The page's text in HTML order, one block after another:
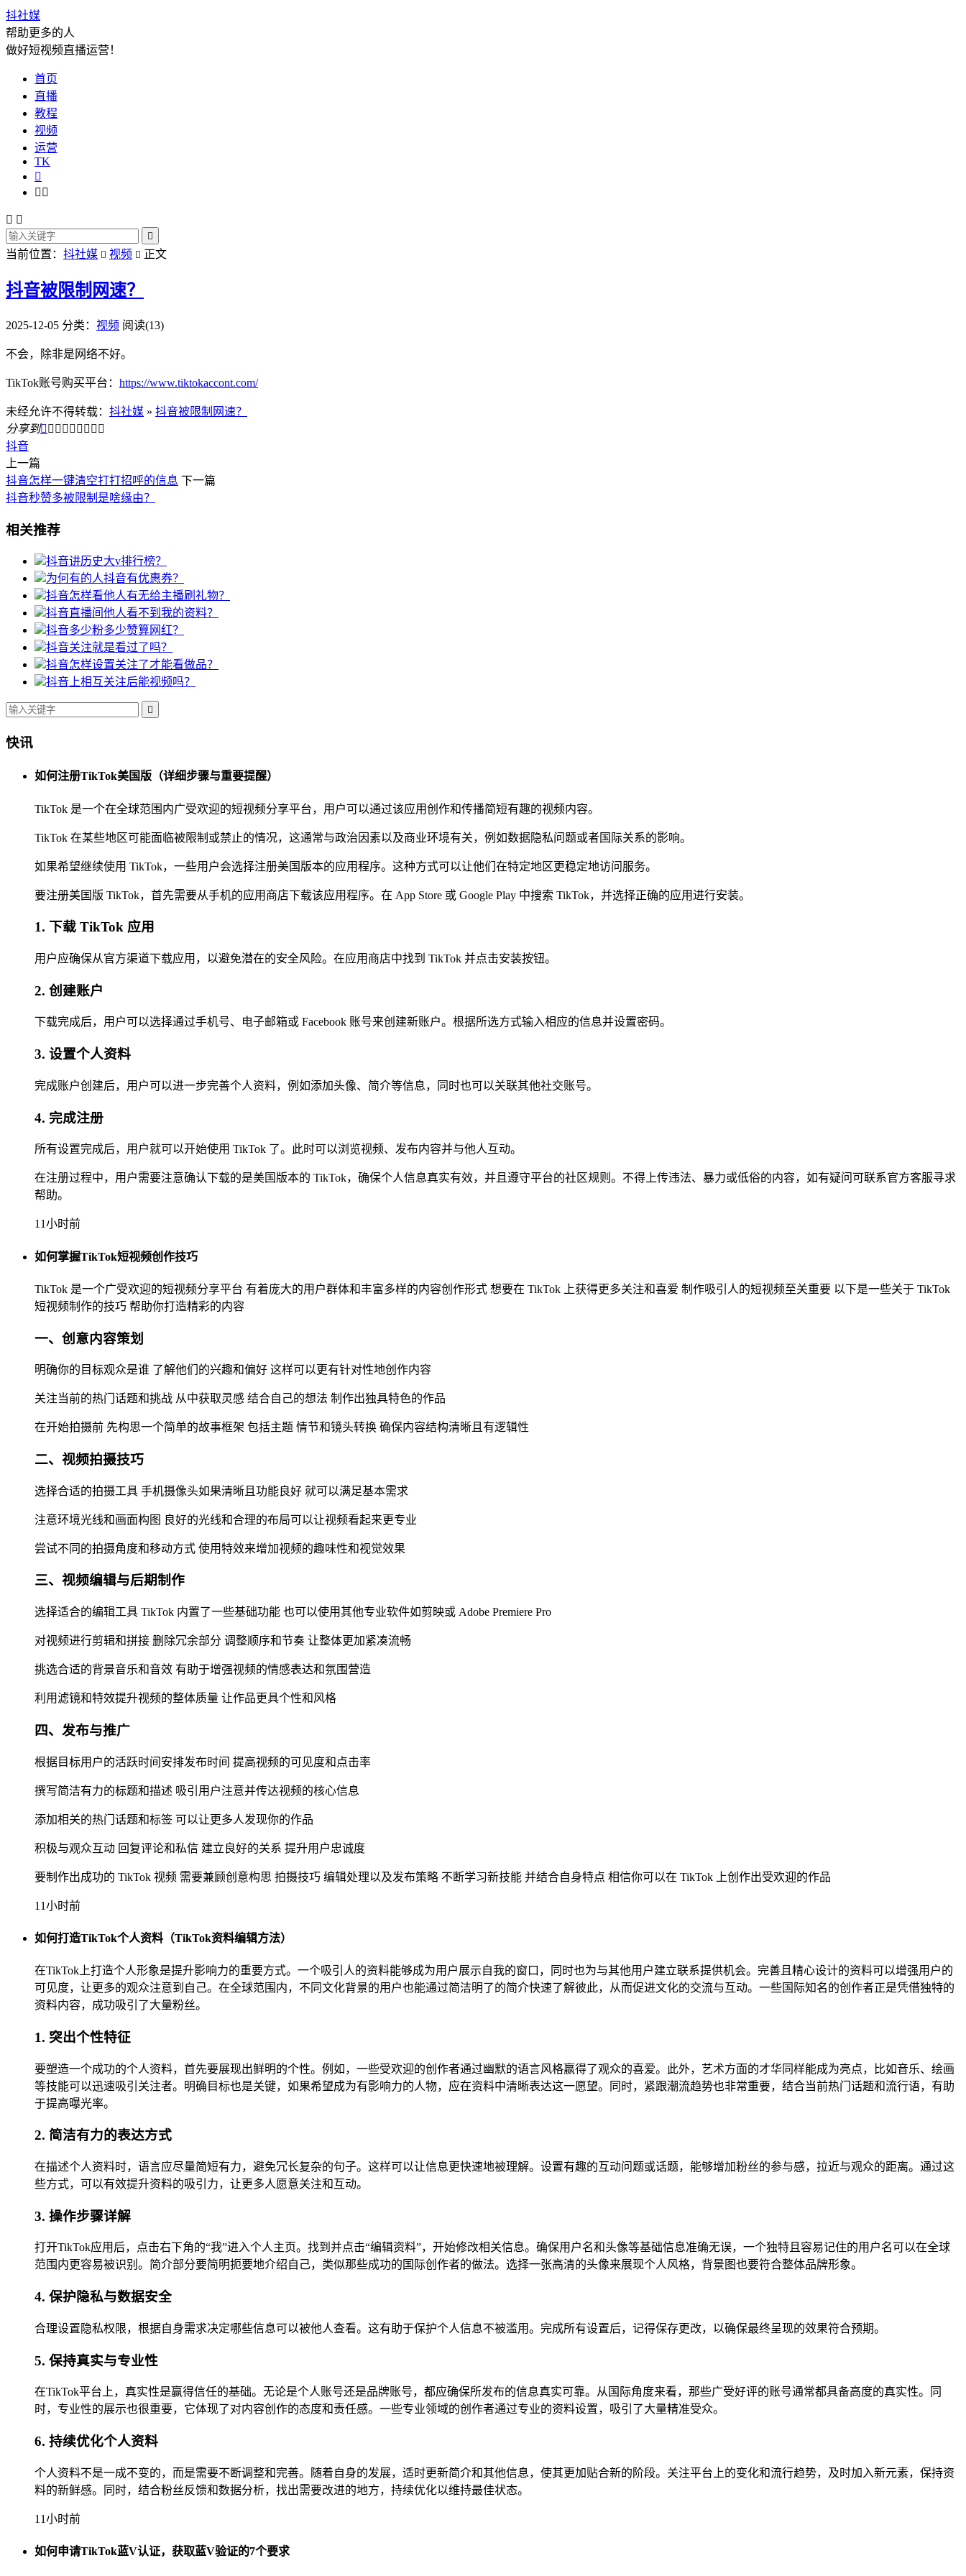
抖社媒
帮助更多的人
做好短视频直播运营！
首页
直播
教程
视频
运营
TK

 
 

当前位置： 抖社媒  视频  正文
抖音被限制网速？
2025-12-05 分类： 视频 阅读(13)
不会，除非是网络不好。
TikTok账号购买平台： https://www.tiktokaccont.com/
未经允许不得转载： 抖社媒 » 抖音被限制网速？
分享到        
抖音
上一篇
抖音怎样一键清空打打招呼的信息 下一篇
抖音秒赞多被限制是啥缘由？
相关推荐
抖音讲历史大v排行榜？
为何有的人抖音有优惠券？
抖音怎样看他人有无给主播刷礼物？
抖音直播间他人看不到我的资料？
抖音多少粉多少赞算网红？
抖音关注就是看过了吗？
抖音怎样设置关注了才能看做品？
抖音上相互关注后能视频吗？

快讯
如何注册TikTok美国版（详细步骤与重要提醒）
TikTok 是一个在全球范围内广受欢迎的短视频分享平台，用户可以通过该应用创作和传播简短有趣的视频内容。
TikTok 在某些地区可能面临被限制或禁止的情况，这通常与政治因素以及商业环境有关，例如数据隐私问题或者国际关系的影响。
如果希望继续使用 TikTok，一些用户会选择注册美国版本的应用程序。这种方式可以让他们在特定地区更稳定地访问服务。
要注册美国版 TikTok，首先需要从手机的应用商店下载该应用程序。在 App Store 或 Google Play 中搜索 TikTok，并选择正确的应用进行安装。
1. 下载 TikTok 应用
用户应确保从官方渠道下载应用，以避免潜在的安全风险。在应用商店中找到 TikTok 并点击安装按钮。
2. 创建账户
下载完成后，用户可以选择通过手机号、电子邮箱或 Facebook 账号来创建新账户。根据所选方式输入相应的信息并设置密码。
3. 设置个人资料
完成账户创建后，用户可以进一步完善个人资料，例如添加头像、简介等信息，同时也可以关联其他社交账号。
4. 完成注册
所有设置完成后，用户就可以开始使用 TikTok 了。此时可以浏览视频、发布内容并与他人互动。
在注册过程中，用户需要注意确认下载的是美国版本的 TikTok，确保个人信息真实有效，并且遵守平台的社区规则。不得上传违法、暴力或低俗的内容，如有疑问可联系官方客服寻求
帮助。
11小时前
如何掌握TikTok短视频创作技巧
TikTok 是一个广受欢迎的短视频分享平台 有着庞大的用户群体和丰富多样的内容创作形式 想要在 TikTok 上获得更多关注和喜爱 制作吸引人的短视频至关重要 以下是一些关于 TikTok
短视频制作的技巧 帮助你打造精彩的内容
一、创意内容策划
明确你的目标观众是谁 了解他们的兴趣和偏好 这样可以更有针对性地创作内容
关注当前的热门话题和挑战 从中获取灵感 结合自己的想法 制作出独具特色的作品
在开始拍摄前 先构思一个简单的故事框架 包括主题 情节和镜头转换 确保内容结构清晰且有逻辑性
二、视频拍摄技巧
选择合适的拍摄工具 手机摄像头如果清晰且功能良好 就可以满足基本需求
注意环境光线和画面构图 良好的光线和合理的布局可以让视频看起来更专业
尝试不同的拍摄角度和移动方式 使用特效来增加视频的趣味性和视觉效果
三、视频编辑与后期制作
选择适合的编辑工具 TikTok 内置了一些基础功能 也可以使用其他专业软件如剪映或 Adobe Premiere Pro
对视频进行剪辑和拼接 删除冗余部分 调整顺序和节奏 让整体更加紧凑流畅
挑选合适的背景音乐和音效 有助于增强视频的情感表达和氛围营造
利用滤镜和特效提升视频的整体质量 让作品更具个性和风格
四、发布与推广
根据目标用户的活跃时间安排发布时间 提高视频的可见度和点击率
撰写简洁有力的标题和描述 吸引用户注意并传达视频的核心信息
添加相关的热门话题和标签 可以让更多人发现你的作品
积极与观众互动 回复评论和私信 建立良好的关系 提升用户忠诚度
要制作出成功的 TikTok 视频 需要兼顾创意构思 拍摄技巧 编辑处理以及发布策略 不断学习新技能 并结合自身特点 相信你可以在 TikTok 上创作出受欢迎的作品
11小时前
如何打造TikTok个人资料（TikTok资料编辑方法）
在TikTok上打造个人形象是提升影响力的重要方式。一个吸引人的资料能够成为用户展示自我的窗口，同时也为与其他用户建立联系提供机会。完善且精心设计的资料可以增强用户的
可见度，让更多的观众注意到自己。在全球范围内，不同文化背景的用户也能通过简洁明了的简介快速了解彼此，从而促进文化的交流与互动。一些国际知名的创作者正是凭借独特的
资料内容，成功吸引了大量粉丝。
1. 突出个性特征
要塑造一个成功的个人资料，首先要展现出鲜明的个性。例如，一些受欢迎的创作者通过幽默的语言风格赢得了观众的喜爱。此外，艺术方面的才华同样能成为亮点，比如音乐、绘画
等技能可以迅速吸引关注者。明确目标也是关键，如果希望成为有影响力的人物，应在资料中清晰表达这一愿望。同时，紧跟潮流趋势也非常重要，结合当前热门话题和流行语，有助
于提高曝光率。
2. 简洁有力的表达方式
在描述个人资料时，语言应尽量简短有力，避免冗长复杂的句子。这样可以让信息更快速地被理解。设置有趣的互动问题或话题，能够增加粉丝的参与感，拉近与观众的距离。通过这
些方式，可以有效提升资料的吸引力，让更多人愿意关注和互动。
3. 操作步骤详解
打开TikTok应用后，点击右下角的“我”进入个人主页。找到并点击“编辑资料”，开始修改相关信息。确保用户名和头像等基础信息准确无误，一个独特且容易记住的用户名可以在全球
范围内更容易被识别。简介部分要简明扼要地介绍自己，类似那些成功的国际创作者的做法。选择一张高清的头像来展现个人风格，背景图也要符合整体品牌形象。
4. 保护隐私与数据安全
合理设置隐私权限，根据自身需求决定哪些信息可以被他人查看。这有助于保护个人信息不被滥用。完成所有设置后，记得保存更改，以确保最终呈现的效果符合预期。
5. 保持真实与专业性
在TikTok平台上，真实性是赢得信任的基础。无论是个人账号还是品牌账号，都应确保所发布的信息真实可靠。从国际角度来看，那些广受好评的账号通常都具备高度的真实性。同
时，专业性的展示也很重要，它体现了对内容创作的态度和责任感。一些专业领域的创作者通过专业的资料设置，吸引了大量精准受众。
6. 持续优化个人资料
个人资料不是一成不变的，而是需要不断调整和完善。随着自身的发展，适时更新简介和其他信息，使其更加贴合新的阶段。关注平台上的变化和流行趋势，及时加入新元素，保持资
料的新鲜感。同时，结合粉丝反馈和数据分析，找出需要改进的地方，持续优化以维持最佳状态。
11小时前
如何申请TikTok蓝V认证，获取蓝V验证的7个要求